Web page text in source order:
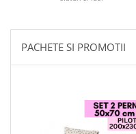
PACHETE SI PROMOTII